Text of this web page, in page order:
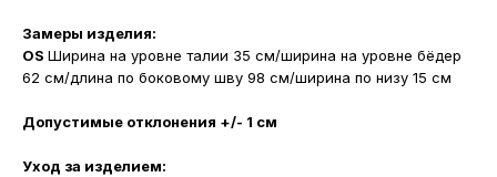
Замеры изделия:
OS Ширина на уровне талии 35 см/ширина на уровне бёдер
62 см/длина по боковому шву 98 см/ширина по низу 15 см
Допустимые отклонения +/- 1 см
Уход за изделием: